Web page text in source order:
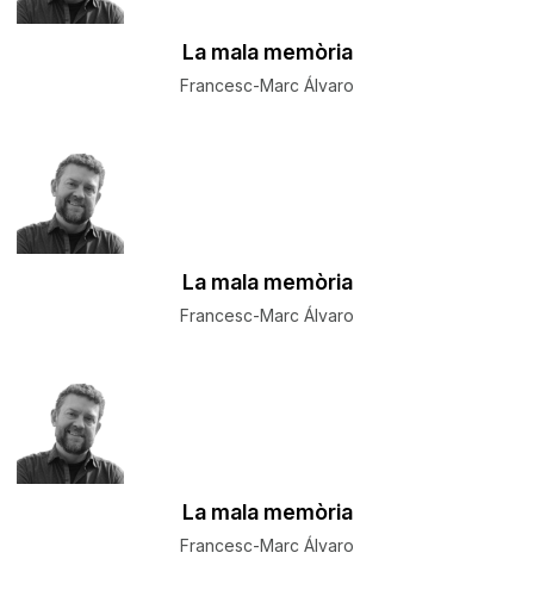
La mala memòria
Francesc-Marc Álvaro
La mala memòria
Francesc-Marc Álvaro
La mala memòria
Francesc-Marc Álvaro